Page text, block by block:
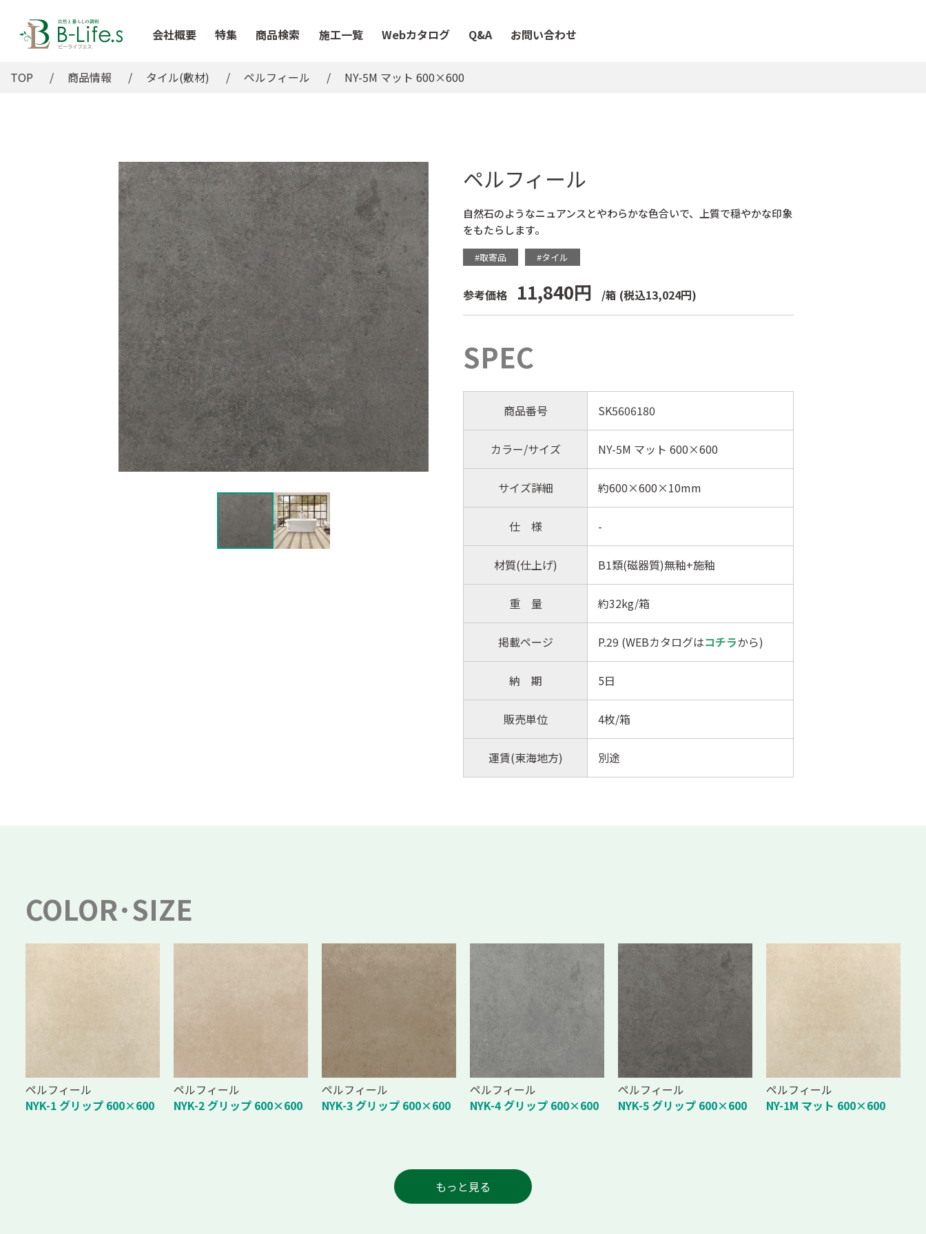
会社概要 特集 商品検索 施工一覧 Webカタログ Q&A お問い合わせ
TOP 商品情報 タイル(敷材) ペルフィール NY-5M マット 600×600
ペルフィール
自然石のようなニュアンスとやわらかな色合いで、上質で穏やかな印象
をもたらします。
#取寄品 #タイル
参考価格 11,840円 /箱 (税込13,024円)
SPEC
商品番号 SK5606180
カラー/サイズ NY-5M マット 600×600
サイズ詳細 約600×600×10mm
仕 様 -
材質(仕上げ) B1類(磁器質)無釉+施釉
重 量 約32kg/箱
掲載ページ P.29 (WEBカタログはコチラから)
納 期 5日
販売単位 4枚/箱
運賃(東海地方) 別途
COLOR･SIZE
ペルフィール
NYK-1 グリップ 600×600
ペルフィール
NYK-2 グリップ 600×600
ペルフィール
NYK-3 グリップ 600×600
ペルフィール
NYK-4 グリップ 600×600
ペルフィール
NYK-5 グリップ 600×600
ペルフィール
NY-1M マット 600×600
もっと見る